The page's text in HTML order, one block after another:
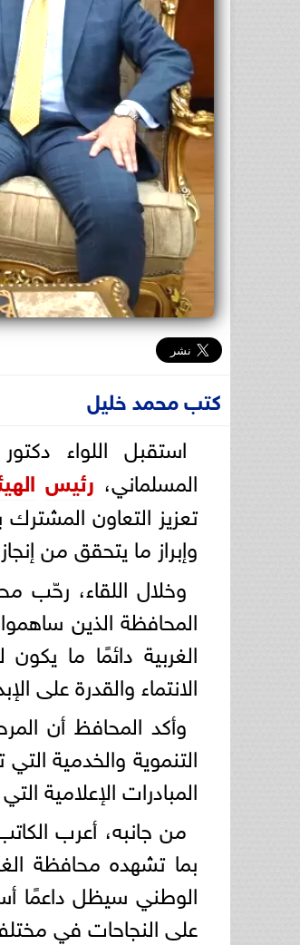
كتب محمد خليل
استقبل اللواء
المسلماني، رئيس
تعزيز التعاون
وإبراز ما يتحقق من
وخلال اللقاء، رحّب
المحافظة الذين
الغربية دائمًا ما
الانتماء والقدرة على
وأكد المحافظ أن
التنموية والخدمية
المبادرات الإعلامية
من جانبه، أعرب
بما تشهده محافظة
الوطني سيظل داعمًا
على النجاحات في